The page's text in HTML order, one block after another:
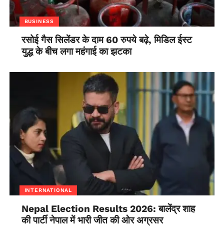
BUSINESS
रसोई गैस सिलेंडर के दाम 60 रुपये बढ़े, मिडिल ईस्ट
युद्ध के बीच लगा महंगाई का झटका
INTERNATIONAL
Nepal Election Results 2026: बालेंद्र शाह
की पार्टी नेपाल में भारी जीत की ओर अग्रसर